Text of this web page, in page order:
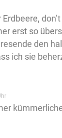
erst so
den
ich sie